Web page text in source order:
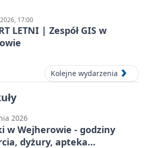
17:00
LETNI | Zespół GIS w
Kolejne wydarzenia
2026
w Wejherowie - godziny
dyżury, apteka